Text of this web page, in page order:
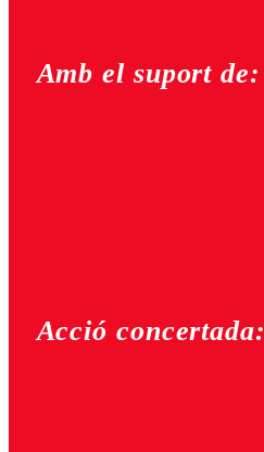
Amb el suport de:
Acció concertada: